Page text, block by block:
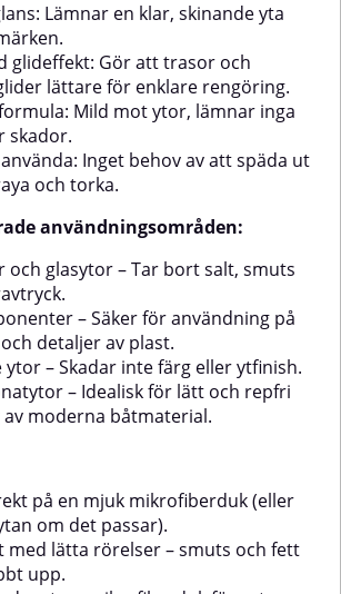
för
No
med
Använd
och
Låt
noggrant
Använd
schampo
att minska
gulning⚠️
äkta
ytorLåt
alltid på en
användningAnvänd 1:50
(t.ex. interiör, glas,
gelcoat)Använd 1:10 vid kraftig
smuts (t.ex. däck, motorrum,
skrov)Skrubba lätt för bästa
efter
och däckInredning, dynor och
textilytorRostfria och
anodiserade metallytorPlast- och
gelcoatytorSå använder du Koch-
Chemie Marine Multi
beroende på nedsmutsningens
gradApplicera med borste, svamp
eller dukLåt verka i några
minuterSkrubba vid behovSkölj
eller torka av med fuktig trasa⚠️
Varningar / Tänk på:Använd ej på
från frost och stark värme
Lämnar en klar, skinande yta
glideffekt: Gör att trasor och
lättare för enklare rengöring.
Mild mot ytor, lämnar inga
skador.
Inget behov av att späda ut
och torka.
användningsområden:
och glasytor – Tar bort salt, smuts
– Säker för användning på
detaljer av plast.
ytor – Skadar inte färg eller ytfinish.
– Idealisk för lätt och repfri
moderna båtmaterial.
på en mjuk mikrofiberduk (eller
om det passar).
med lätta rörelser – smuts och fett
upp.